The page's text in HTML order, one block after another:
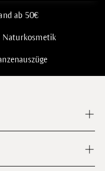
ab 50€
Naturkosmetik